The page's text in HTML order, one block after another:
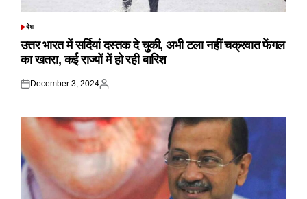
POSTED
देश
उत्तर भारत में सर्दियां दस्तक दे चुकी, अभी टला नहीं चक्रवात फेंगल
का खतरा, कई राज्यों में हो रही बारिश
Posted
December 3, 2024
Posted